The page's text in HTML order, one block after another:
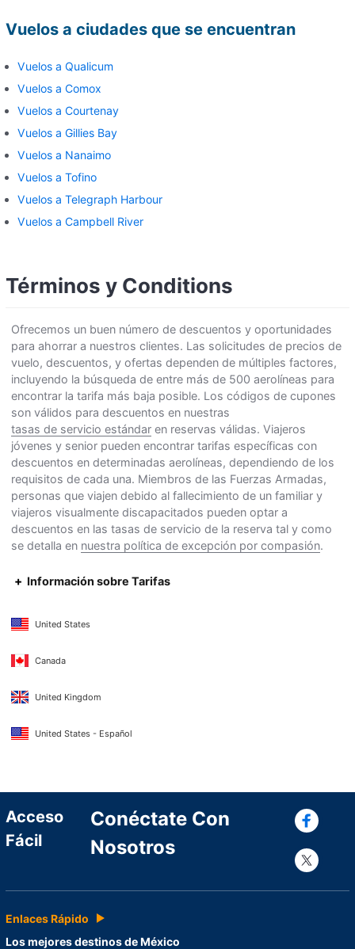
Vuelos a ciudades que se encuentran
Vuelos a Qualicum
Vuelos a Comox
Vuelos a Courtenay
Vuelos a Gillies Bay
Vuelos a Nanaimo
Vuelos a Tofino
Vuelos a Telegraph Harbour
Vuelos a Campbell River
Términos y Conditions
Ofrecemos un buen número de descuentos y oportunidades
para ahorrar a nuestros clientes. Las solicitudes de precios de
vuelo, descuentos, y ofertas dependen de múltiples factores,
incluyendo la búsqueda de entre más de 500 aerolíneas para
encontrar la tarifa más baja posible. Los códigos de cupones
son válidos para descuentos en nuestras
tasas de servicio estándar en reservas válidas. Viajeros
jóvenes y senior pueden encontrar tarifas específicas con
descuentos en determinadas aerolíneas, dependiendo de los
requisitos de cada una. Miembros de las Fuerzas Armadas,
personas que viajen debido al fallecimiento de un familiar y
viajeros visualmente discapacitados pueden optar a
descuentos en las tasas de servicio de la reserva tal y como
se detalla en nuestra política de excepción por compasión.
Información sobre Tarifas
United States
Canada
United Kingdom
United States - Español
Acceso
Fácil
Conéctate Con
Nosotros
Enlaces Rápido
Los mejores destinos de México